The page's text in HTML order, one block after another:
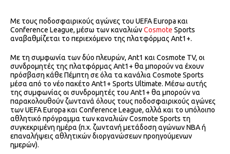
Με τους ποδοσφαιρικούς αγώνες του UEFA Europa και
Conference League, μέσω των καναλιώνCosmote Sports
αναβαθμίζεται το περιεχόμενο της πλατφόρμας Ant1+.
Με τη συμφωνία των δύο πλευρών, Ant1 και Cosmote TV, οι
συνδρομητές της πλατφόρμας Ant1+ θα μπορούν να έχουν
πρόσβαση κάθε Πέμπτη σε όλα τα κανάλια Cosmote Sports
μέσα από το νέο πακέτο Ant1+ Sports Ultimate. Μέσω αυτής
της συμφωνίας οι συνδρομητές του Ant1+ θα μπορούν να
παρακολουθούν ζωντανά όλους τους ποδοσφαιρικούς αγώνες
των UEFA Europa και Conference League, αλλά και το υπόλοιπο
αθλητικό πρόγραμμα των καναλιών Cosmote Sports τη
συγκεκριμένη ημέρα (π.χ. ζωντανή μετάδοση αγώνων NBA ή
επαναλήψεις αθλητικών διοργανώσεων προηγούμενων
ημερών).